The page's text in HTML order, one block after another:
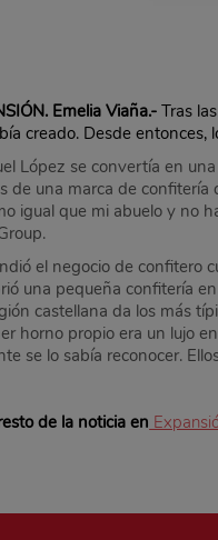
Emelia Viaña.- Tras
creado. Desde
López se convertía en
de una marca de
igual que mi abuelo y no
el negocio de confitero
una pequeña confitería
castellana da los más
horno propio era un lujo
se lo sabía reconocer.
de la noticia en